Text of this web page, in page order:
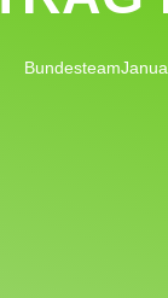
Bundesteam